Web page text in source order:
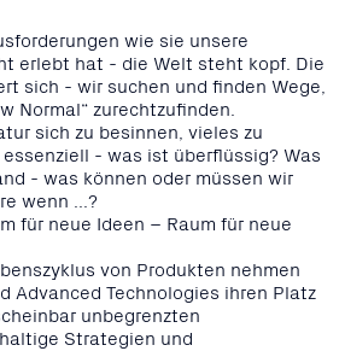
wie sie unsere
erlebt hat - die Welt steht kopf. Die
sich - wir suchen und finden Wege,
Normal“ zurechtzufinden.
sich zu besinnen, vieles zu
- was ist überflüssig? Was
- was können oder müssen wir
wenn ...?
für neue Ideen – Raum für neue
von Produkten nehmen
Advanced Technologies ihren Platz
unbegrenzten
Strategien und